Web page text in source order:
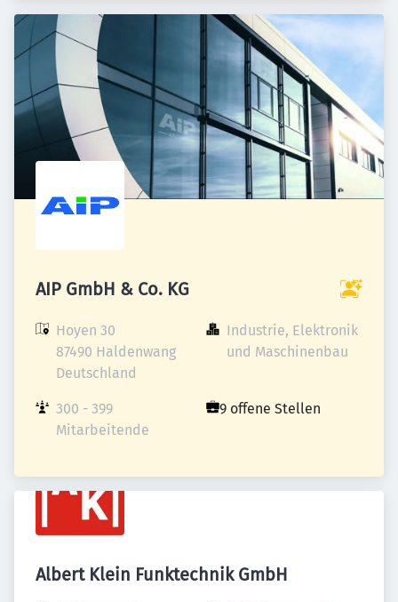
AIP GmbH & Co. KG
Hoyen 30
87490 Haldenwang
Deutschland
Industrie, Elektronik
und Maschinenbau
300 - 399
Mitarbeitende
9 offene Stellen
Albert Klein Funktechnik GmbH